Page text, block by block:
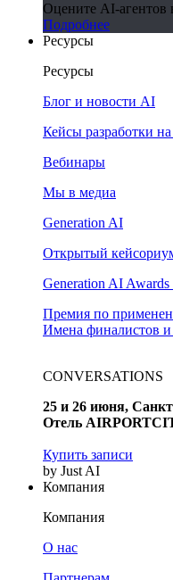
Оцените AI-агентов
Подробнее
Ресурсы
Ресурсы
Блог и новости AI
Кейсы разработки
Вебинары
Мы в медиа
Generation AI
Открытый
Generation AI Awards
Премия по
Имена финалистов и
CONVERSATIONS
25 и 26 июня,
Отель
Купить записи
by Just AI
Компания
Компания
О нас